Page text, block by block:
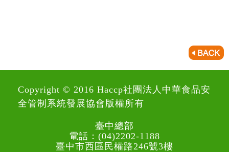
Copyright © 2016 Haccp社團法人中華食品安
全管制系統發展協會版權所有
臺中總部
電話：(04)2202-1188
臺中市西區民權路246號3樓